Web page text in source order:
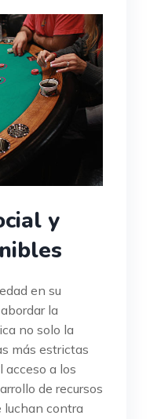
y
en su
la
no solo la
más estrictas
acceso a los
de recursos
luchan contra